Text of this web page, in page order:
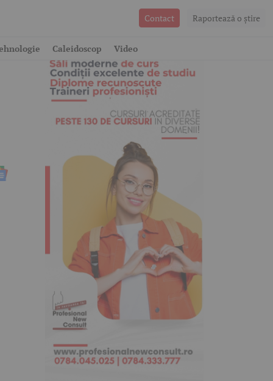
Contact Raportează o ştire
Caleidoscop Video